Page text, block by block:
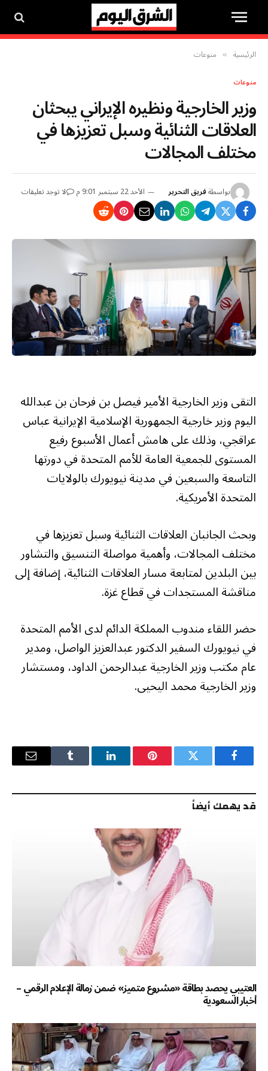
الرئيسية » منوعات
منوعات
وزير الخارجية ونظيره الإيراني يبحثان
العلاقات الثنائية وسبل تعزيزها في
مختلف المجالات
بواسطةفريق التحرير الأحد 22 سبتمبر 9:01 م لا توجد تعليقات
التقى وزير الخارجية الأمير فيصل بن فرحان بن عبدالله
اليوم وزير خارجية الجمهورية الإسلامية الإيرانية عباس
عراقجي، وذلك على هامش أعمال الأسبوع رفيع
المستوى للجمعية العامة للأمم المتحدة في دورتها
التاسعة والسبعين في مدينة نيويورك بالولايات
المتحدة الأمريكية.
وبحث الجانبان العلاقات الثنائية وسبل تعزيزها في
مختلف المجالات، وأهمية مواصلة التنسيق والتشاور
بين البلدين لمتابعة مسار العلاقات الثنائية، إضافة إلى
مناقشة المستجدات في قطاع غزة.
حضر اللقاء مندوب المملكة الدائم لدى الأمم المتحدة
في نيويورك السفير الدكتور عبدالعزيز الواصل، ومدير
عام مكتب وزير الخارجية عبدالرحمن الداود، ومستشار
وزير الخارجية محمد اليحيى.
فيسبوك تويتر بينتيريستلينكدإن Tumblr
البريد
قد يهمك أيضاً
العتيبي يحصد بطاقة «مشروع متميز» ضمن زمالة الإعلام الرقمي –
أخبار السعودية